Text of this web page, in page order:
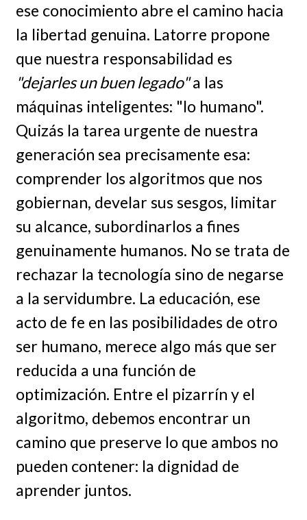
ese conocimiento abre el camino hacia
la libertad genuina. Latorre propone
que nuestra responsabilidad es
"dejarles un buen legado"a las
máquinas inteligentes: "lo humano".
Quizás la tarea urgente de nuestra
generación sea precisamente esa:
comprender los algoritmos que nos
gobiernan, develar sus sesgos, limitar
su alcance, subordinarlos a fines
genuinamente humanos. No se trata de
rechazar la tecnología sino de negarse
a la servidumbre. La educación, ese
acto de fe en las posibilidades de otro
ser humano, merece algo más que ser
reducida a una función de
optimización. Entre el pizarrín y el
algoritmo, debemos encontrar un
camino que preserve lo que ambos no
pueden contener: la dignidad de
aprender juntos.